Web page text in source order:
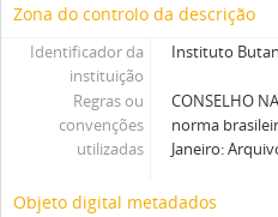
Zona do controlo da descrição
Identificador da
instituição
Instituto
Regras ou
convenções
utilizadas
CONSELHO
norma
Janeiro:
Objeto digital metadados